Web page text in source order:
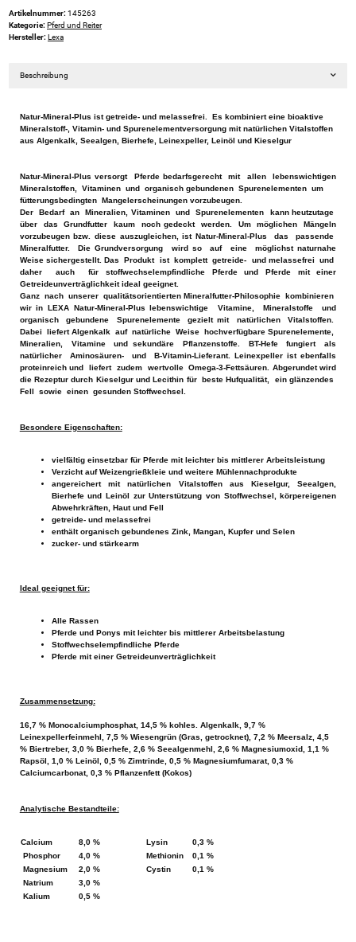
Artikelnummer: 145263
Kategorie: Pferd und Reiter
Hersteller: Lexa
Beschreibung
Natur-Mineral-Plus ist getreide- und melassefrei. Es kombiniert eine bioaktive
Mineralstoff-, Vitamin- und Spurenelementversorgung mit natürlichen Vitalstoffen
aus Algenkalk, Seealgen, Bierhefe, Leinexpeller, Leinöl und Kieselgur
Natur-Mineral-Plus versorgt Pferde bedarfsgerecht mit allen lebenswichtigen
Mineralstoffen, Vitaminen und organisch gebundenen Spurenelementen um
fütterungsbedingten Mangelerscheinungen vorzubeugen.
Der Bedarf an Mineralien, Vitaminen und Spurenelementen kann heutzutage
über das Grundfutter kaum noch gedeckt werden. Um möglichen Mängeln
vorzubeugen bzw. diese auszugleichen, ist Natur-Mineral-Plus das passende
Mineralfutter. Die Grundversorgung wird so auf eine möglichst naturnahe
Weise sichergestellt. Das Produkt ist komplett getreide- und melassefrei und
daher auch für stoffwechselempfindliche Pferde und Pferde mit einer
Getreideunverträglichkeit ideal geeignet.
Ganz nach unserer qualitätsorientierten Mineralfutter-Philosophie kombinieren
wir in LEXA Natur-Mineral-Plus lebenswichtige Vitamine, Mineralstoffe und
organisch gebundene Spurenelemente gezielt mit natürlichen Vitalstoffen.
Dabei liefert Algenkalk auf natürliche Weise hochverfügbare Spurenelemente,
Mineralien, Vitamine und sekundäre Pflanzenstoffe. BT-Hefe fungiert als
natürlicher Aminosäuren- und B-Vitamin-Lieferant. Leinexpeller ist ebenfalls
proteinreich und liefert zudem wertvolle Omega-3-Fettsäuren. Abgerundet wird
die Rezeptur durch Kieselgur und Lecithin für beste Hufqualität, ein glänzendes
Fell sowie einen gesunden Stoffwechsel.
Besondere Eigenschaften:
vielfältig einsetzbar für Pferde mit leichter bis mittlerer Arbeitsleistung
Verzicht auf Weizengrießkleie und weitere Mühlennachprodukte
angereichert mit natürlichen Vitalstoffen aus Kieselgur, Seealgen,
Bierhefe und Leinöl zur Unterstützung von Stoffwechsel, körpereigenen
Abwehrkräften, Haut und Fell
getreide- und melassefrei
enthält organisch gebundenes Zink, Mangan, Kupfer und Selen
zucker- und stärkearm
Ideal geeignet für:
Alle Rassen
Pferde und Ponys mit leichter bis mittlerer Arbeitsbelastung
Stoffwechselempfindliche Pferde
Pferde mit einer Getreideunverträglichkeit
Zusammensetzung:
16,7 % Monocalciumphosphat, 14,5 % kohles. Algenkalk, 9,7 %
Leinexpellerfeinmehl, 7,5 % Wiesengrün (Gras, getrocknet), 7,2 % Meersalz, 4,5
% Biertreber, 3,0 % Bierhefe, 2,6 % Seealgenmehl, 2,6 % Magnesiumoxid, 1,1 %
Rapsöl, 1,0 % Leinöl, 0,5 % Zimtrinde, 0,5 % Magnesiumfumarat, 0,3 %
Calciumcarbonat, 0,3 % Pflanzenfett (Kokos)
Analytische Bestandteile:
Calcium 8,0 % Lysin
0,3 %
Phosphor
4,0 % Methionin
0,1 %
Magnesium
2,0 % Cystin
0,1 %
Natrium
3,0 %
Kalium
0,5 %